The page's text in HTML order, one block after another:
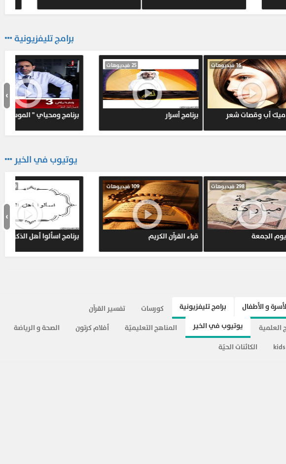
438 النفس و الحياة
638
20- حلقة تأملات في الحب 1
النفس و الحياة
المزيد ...
برامج تليفزيونية
سلسلة الدار الآخرة مكياج ميك أب وقصات شعر
›
يوتيوب في الخير
مقاطع لـ عدنان إبراهيم
36 فيديوهات
خطبة يوم الجمعة
298 فيديوهات
›
و الأطفال برامج تليفزيونية كورسات
تفسير القرآن
العلمية يوتيوب في الخير المناهج التعليميّة أفلام كرتون
الصحة و الرياضة
الكائنات الحيّة